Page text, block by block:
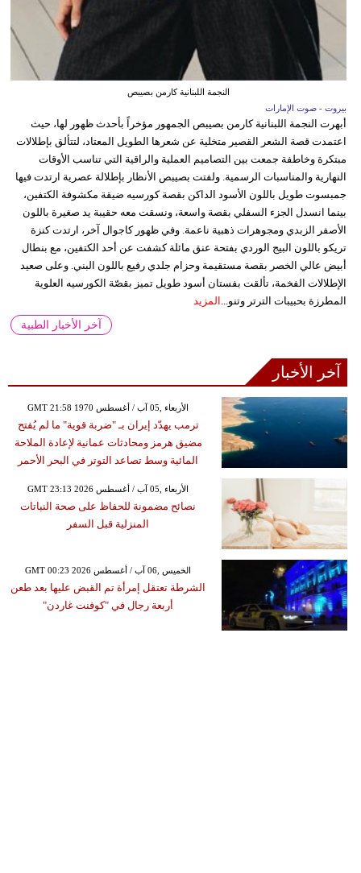
النجمة اللبنانية كارمن بصيبص
بيروت - صوت الإمارات
أبهرت النجمة اللبنانية كارمن بصيبص الجمهور مؤخراً بأحدث ظهور لها، حيث
اعتمدت قصة الشعر القصير متخلية عن شعرها الطويل المعتاد، لتتألق بإطلالات
مبتكرة وخاطفة جمعت بين التصاميم العملية والراقية التي تناسب الأوقات
النهارية والمناسبات الرسمية. ولفتت بصيبص الأنظار بإطلالة عصرية ارتدت فيها
جمبسوت طويل باللون الأسود الداكن بقصة كورسيه ضيقة مكشوفة الكتفين،
بينما انسدل الجزء السفلي بقصة واسعة، ونسقت معه حقيبة يد صغيرة باللون
الأصفر الزبدي ومجوهرات ذهبية ناعمة. وفي ظهور كاجوال آخر، ارتدت كنزة
تريكو باللون البيج الوردي بفتحة عنق مائلة كشفت عن أحد الكتفين، مع بنطال
أبيض عالي الخصر بقصة مستقيمة وحزام جلدي رفيع باللون البني. وعلى صعيد
الإطلالات الفخمة، تألقت بفستان أسود طويل تميز بقصّة الكورسيه العلوية
المطرزة بحبيبات الترتر وتنو... المزيد
آخر الأخبار الطبية
آخر الأخبار
GMT 21:58 1970 الأربعاء ,05 آب / أغسطس
ترمب يهدّد إيران بـ "ضربة قوية" ما لم يُفتح
مضيق هرمز ومحادثات عمانية لإعادة الملاحة
المائية وسط تصاعد التوتر في البحر الأحمر
GMT 23:13 2026 الأربعاء ,05 آب / أغسطس
نصائح مضمونة للحفاظ على صحة النباتات
المنزلية قبل السفر
GMT 00:23 2026 الخميس ,06 آب / أغسطس
الشرطة تعتقل إمرأة تم القبض عليها بعد طعن
أربعة رجال في "كوفنت غاردن"